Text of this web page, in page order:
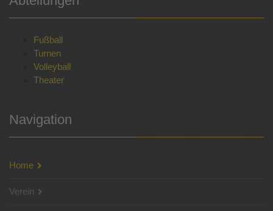
Fußball
Turnen
Volleyball
Theater
Navigation
Home
Verein